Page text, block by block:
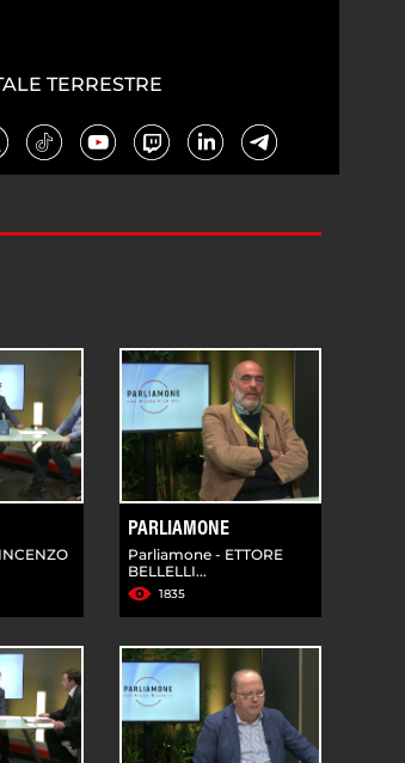
TERRESTRE
PARLIAMONE
Parliamone - ETTORE
BELLELLI...
1835